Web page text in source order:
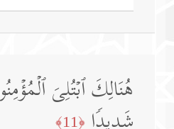
هُنَالِكَ ٱبۡتُلِیَ
﴿11﴾